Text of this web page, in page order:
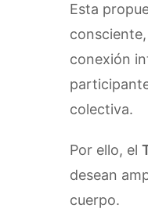
Esta
conexión
colectiva.
Por ello, el
desean
cuerpo.